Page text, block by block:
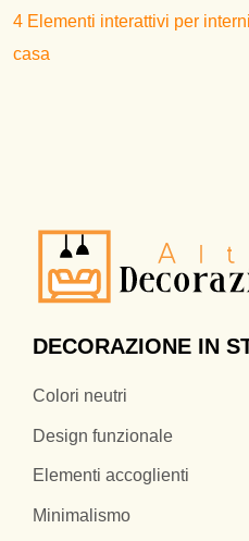
4 Elementi interattivi per
casa
DECORAZIONE IN
Colori neutri
Design funzionale
Elementi accoglienti
Minimalismo